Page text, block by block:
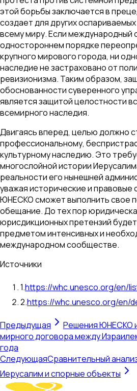
этой борьбы заключается в
создает для других
всему миру. Если международный
одностороннем порядке
крупного мирового города, ни
наследие не застраховано от
ревизионизма. Таким образом,
обоснованности суверенного
является защитой целостности
всемирного наследия.
Двигаясь вперед, целью должно
профессиональному,
культурному наследию. Это
многослойной истории
реальности его нынешней
уважая исторические и правовые
ЮНЕСКО сможет выполнить свое
обещание. До тех пор
юрисдикционных претензий
предметом интенсивных и
международном сообществе.
Источники
1.https://whc.unesco.org/en/
2.https://whc.unesco.org/en/
Предыдущая
Решения ЮНЕСКО
мирного договора между
года
СледующаяСравнительный
Иерусалим и спорные объекты